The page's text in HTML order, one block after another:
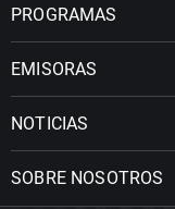
PROGRAMAS
EMISORAS
NOTICIAS
SOBRE NOSOTROS